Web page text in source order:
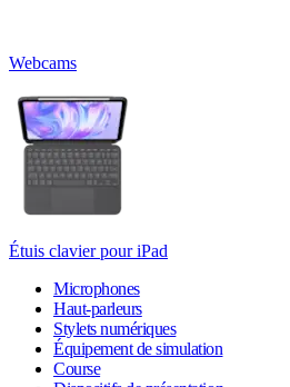
Webcams
Étuis clavier pour iPad
Microphones
Haut-parleurs
Stylets numériques
Équipement de simulation
Course